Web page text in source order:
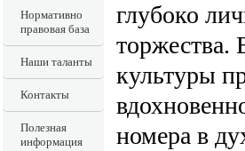
Нормативно
правовая база
Наши таланты
Контакты
Полезная
информация
глубоко
торжества.
культуры
номера в